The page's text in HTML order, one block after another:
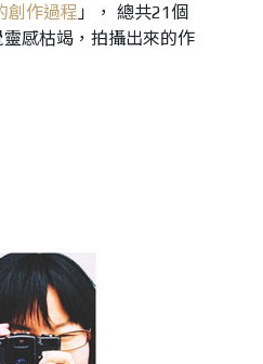
創作過程」， 總共21個
感枯竭，拍攝出來的作